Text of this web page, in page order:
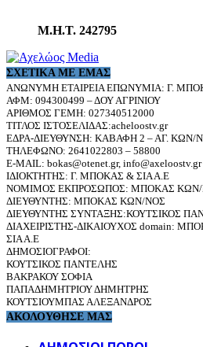
Μ.Η.Τ. 242795
ΣΧΕΤΙΚΆ ΜΕ ΕΜΆΣ
ΑΝΩΝΥΜΗ ΕΤΑΙΡΕΙΑ ΕΠΩΝΥΜΙΑ: Γ.
ΑΦΜ: 094300499 – ΔΟΥ ΑΓΡΙΝΙΟΥ
ΑΡΙΘΜΟΣ ΓΕΜΗ: 027340512000
ΤΙΤΛΟΣ ΙΣΤΟΣΕΛΙΔΑΣ:acheloostv.gr
ΕΔΡΑ-ΔΙΕΥΘΥΝΣΗ: ΚΑΒΑΦΗ 2 – ΑΓ. ΚΩΝ/
ΤΗΛΕΦΩΝΟ: 2641022803 – 58800
E-MAIL: bokas@otenet.gr, info@axeloostv.gr
ΙΔΙΟΚΤΗΤΗΣ: Γ. ΜΠΟΚΑΣ & ΣΙΑ Α.Ε
ΝΟΜΙΜΟΣ ΕΚΠΡΟΣΩΠΟΣ: ΜΠΟΚΑΣ
ΔΙΕΥΘΥΝΤΗΣ: ΜΠΟΚΑΣ ΚΩΝ/ΝΟΣ
ΔΙΕΥΘΥΝΤΗΣ ΣΥΝΤΑΞΗΣ:ΚΟΥΤΣΙΚΟΣ
ΔΙΑΧΕΙΡΙΣΤΗΣ-ΔΙΚΑΙΟΥΧΟΣ domain:
ΣΙΑ Α.Ε
ΔΗΜΟΣΙΟΓΡΑΦΟΙ:
ΚΟΥΤΣΙΚΟΣ ΠΑΝΤΕΛΗΣ
ΒΑΚΡΑΚΟΥ ΣΟΦΙΑ
ΠΑΠΑΔΗΜΗΤΡΙΟΥ ΔΗΜΗΤΡΗΣ
ΚΟΥΤΣΙΟΥΜΠΑΣ ΑΛΕΞΑΝΔΡΟΣ
ΑΚΟΛΟΥΘΗΣΕ ΜΑΣ